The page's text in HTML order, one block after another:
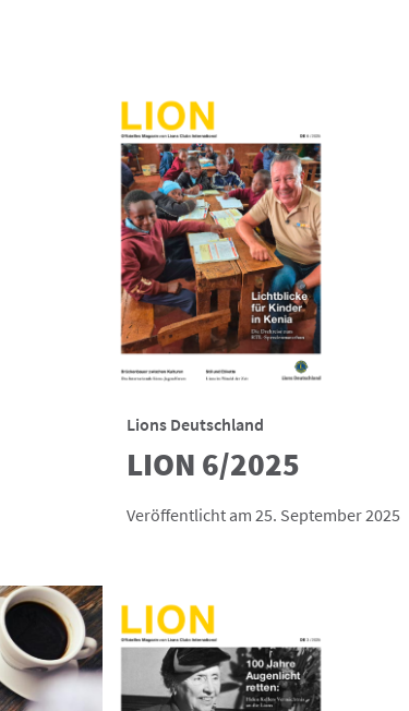
Lions Deutschland
LION 6/2025
Veröffentlicht am 25. September 2025